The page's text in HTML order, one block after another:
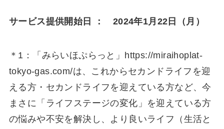
サービス提供開始日 ： 2024年1月22日（月）
＊1：「みらいほぷらっと」https://miraihoplat-
tokyo-gas.com/は、これからセカンドライフを迎
える方・セカンドライフを迎えている方など、今
まさに「ライフステージの変化」を迎えている方
の悩みや不安を解決し、より良いライフ（生活と